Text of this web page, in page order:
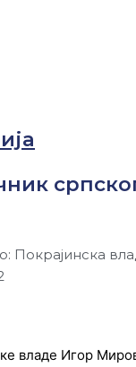
Покрајинска
владе Игор